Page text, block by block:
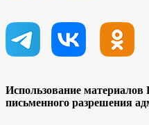
Использование
письменного разрешения